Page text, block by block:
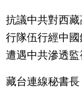
抗議中共對西
行隊伍行經中
遭遇中共滲透監
藏台連線秘書